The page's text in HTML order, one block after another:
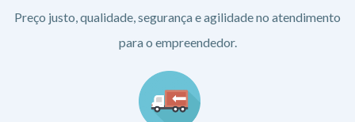
Preço justo, qualidade, segurança e agilidade no atendimento
para o empreendedor.